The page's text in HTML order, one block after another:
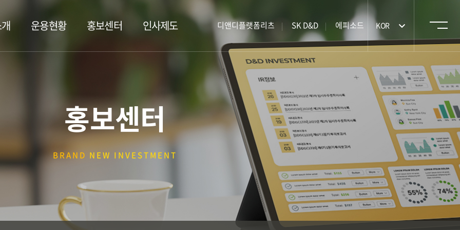
운용현황 홍보센터 인사제도 디앤디플랫폼리츠 SK D&D 에피소드 KOR
홍보센터
BRAND NEW INVESTMENT